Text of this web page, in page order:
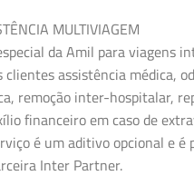
MULTIVIAGEM
da Amil para viagens
clientes assistência médica,
remoção inter-hospitalar,
financeiro em caso de
é um aditivo opcional e é
Inter Partner.